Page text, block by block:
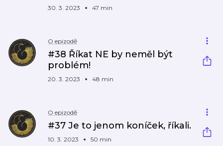
30. 3. 2023 47 min
O epizodě
#38 Říkat NE by neměl být
problém!
20. 3. 2023 48 min
O epizodě
#37 Je to jenom koníček, říkali.
10. 3. 2023 50 min